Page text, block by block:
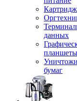
данных
планшеты
бумаг